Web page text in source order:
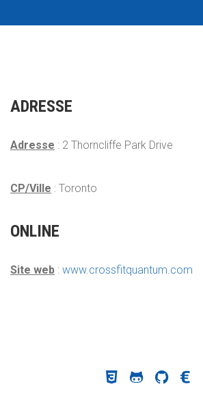
ADRESSE
Adresse : 2 Thorncliffe Park Drive
CP/Ville : Toronto
ONLINE
Site web : www.crossfitquantum.com